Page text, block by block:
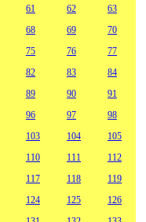
61 62
63
68 69
70
75 76
77
82 83
84
89 90
91
96 97
98
103 104
105
110 111
112
117 118
119
124 125
126